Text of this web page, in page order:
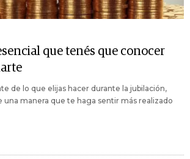
que tenés que conocer
de lo que elijas hacer durante la jubilación,
una manera que te haga sentir más realizado